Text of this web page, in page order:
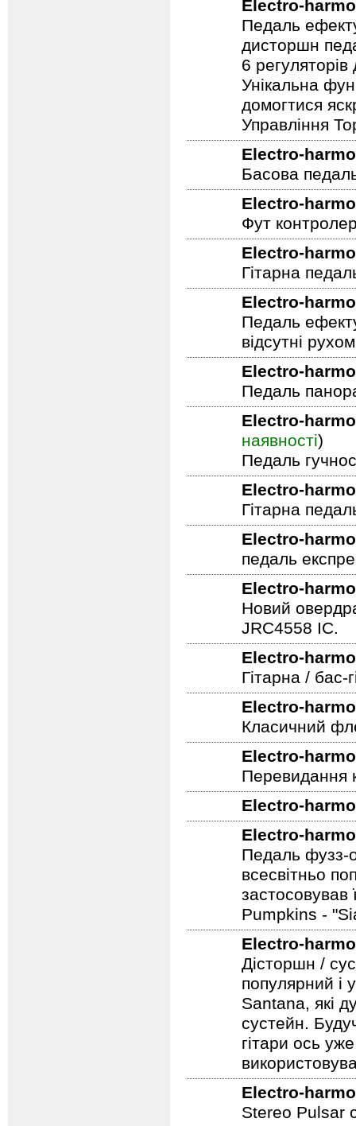
Electro-
Педаль
дисторшн
6
Унікальна
домогтися
Управління
Electro-
Басова
Electro-
Фут
Electro-
Гітарна
Electro-
Педаль
відсутні
Electro-
Педаль
Electro-
наявності )
Педаль
Electro-
Гітарна
Electro-
педаль
Electro-
Новий
JRC4558 IC.
Electro-
Гітарна /
Electro-
Класичний
Electro-
Перевидання
Electro-
Electro-
Педаль фузз-
всесвітньо
застосовував
Pumpkins -
Electro-
Дісторшн /
популярний і
Santana, які
сустейн.
гітари ось
Electro-